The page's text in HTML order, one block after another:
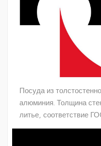
Посуда из
алюминия. Толщина
литье, соответствие